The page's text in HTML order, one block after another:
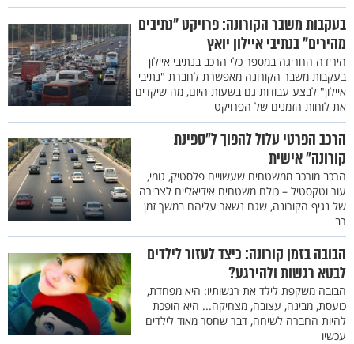
בעקבות משבר הקורונה: פרויקט "נתיבים
מהירים" בנתיבי איילון יואץ
הירידה החריגה במספר כלי הרכב בנתיבי איילון
בעקבות משבר הקורונה מאפשרת לחברת "נתיבי
איילון" לבצע עבודות גם בשעות היום, מה שיקדים
את לוחות הזמנים של הפרויקט
הרכב הפרטי עלול להפוך ל"ספינת
קורונה" אישית
הרכב מורכב ממשטחים שעשויים פלסטיק, גומי,
עור וטקסטיל – כולם משטחים אידיאליים לצבירה
של נגיף הקורונה, שגם נשאר עליהם במשך זמן
רב
הבובה בזמן קורונה: כיצד לעזור לילדים
לבטא רגשות ולהירגע?
הבובה משקפת לילד את רגשותיו: היא מפחדת,
כועסת, מבינה, עצובה, מצחיקה... היא הופכת
להיות החברה לשיחה, דבר שחסר מאוד לילדים
עכשיו